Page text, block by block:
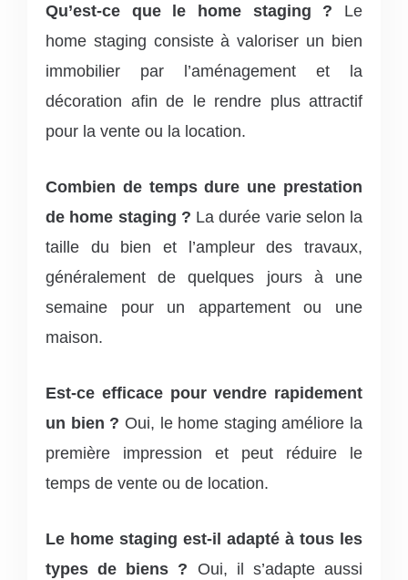
Qu’est-ce que le home staging ? Le
home staging consiste à valoriser un bien
immobilier par l’aménagement et la
décoration afin de le rendre plus attractif
pour la vente ou la location.
Combien de temps dure une prestation
de home staging ? La durée varie selon la
taille du bien et l’ampleur des travaux,
généralement de quelques jours à une
semaine pour un appartement ou une
maison.
Est-ce efficace pour vendre rapidement
un bien ? Oui, le home staging améliore la
première impression et peut réduire le
temps de vente ou de location.
Le home staging est-il adapté à tous les
types de biens ? Oui, il s’adapte aussi